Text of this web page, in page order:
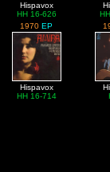
Hispavox
HH 16-626
1970EP
Hispavox
HH 16-714